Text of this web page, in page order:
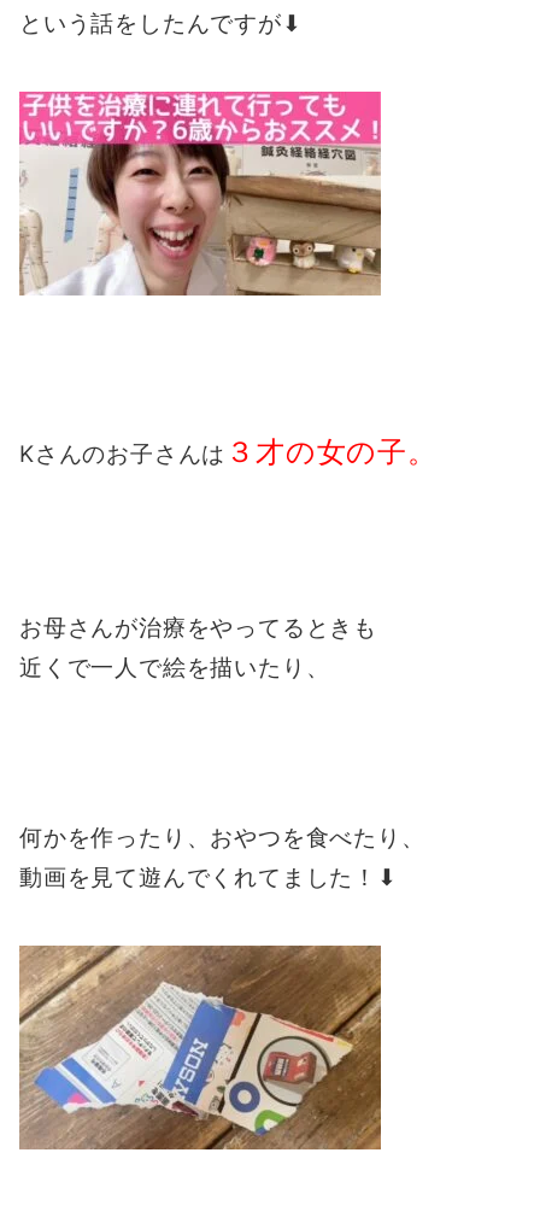
という話をしたんですが⬇︎
Kさんのお子さんは ３才の女の子。
お母さんが治療をやってるときも
近くで一人で絵を描いたり、
何かを作ったり、おやつを食べたり、
動画を見て遊んでくれてました！⬇︎